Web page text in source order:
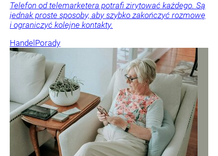
Telefon od telemarketera potrafi zirytować każdego. Są
jednak proste sposoby, aby szybko zakończyć rozmowę
i ograniczyć kolejne kontakty.
Handel Porady